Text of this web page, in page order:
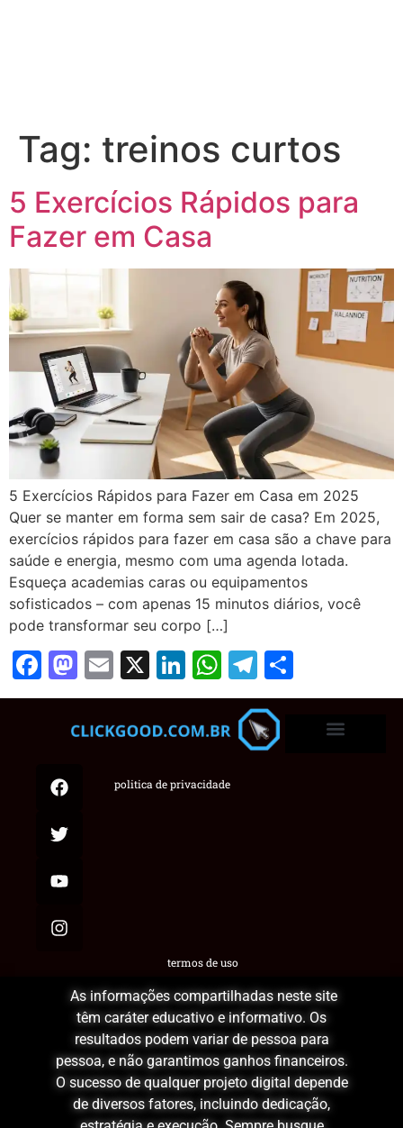
Tag: treinos curtos
5 Exercícios Rápidos para
Fazer em Casa
5 Exercícios Rápidos para Fazer em Casa em 2025
Quer se manter em forma sem sair de casa? Em 2025,
exercícios rápidos para fazer em casa são a chave para
saúde e energia, mesmo com uma agenda lotada.
Esqueça academias caras ou equipamentos
sofisticados – com apenas 15 minutos diários, você
pode transformar seu corpo […]
Facebook
Mastodon
Email
X LinkedIn
WhatsApp
Telegram
termos de uso
politica de privacidade
As informações compartilhadas neste site
têm caráter educativo e informativo. Os
resultados podem variar de pessoa para
pessoa, e não garantimos ganhos financeiros.
O sucesso de qualquer projeto digital depende
de diversos fatores, incluindo dedicação,